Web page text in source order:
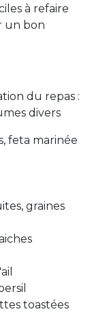
à refaire
un bon
du repas :
divers
feta marinée
graines
toastées